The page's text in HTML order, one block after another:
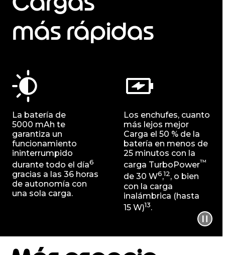
más rápidas
La batería de
5000 mAh te
garantiza un
funcionamiento
ininterrumpido
durante todo el día6
gracias a las 36 horas
de autonomía con
una sola carga.
Los enchufes, cuanto
más lejos mejor
Carga el 50 % de la
batería en menos de
25 minutos con la
carga TurboPower™
de 30 W6,12, o bien
con la carga
inalámbrica (hasta
15 W)13.